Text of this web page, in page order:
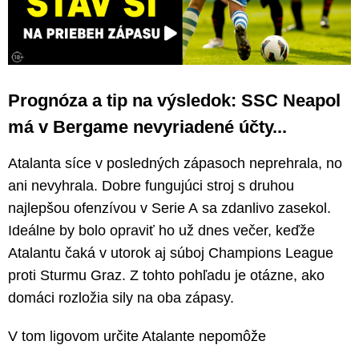
Prognóza a tip na výsledok: SSC Neapol
má v Bergame nevyriadené účty...
Atalanta síce v posledných zápasoch neprehrala, no
ani nevyhrala. Dobre fungujúci stroj s druhou
najlepšou ofenzívou v Serie A sa zdanlivo zasekol.
Ideálne by bolo opraviť ho už dnes večer, keďže
Atalantu čaká v utorok aj súboj Champions League
proti Sturmu Graz. Z tohto pohľadu je otázne, ako
domáci rozložia sily na oba zápasy.
V tom ligovom určite Atalante nepomôže